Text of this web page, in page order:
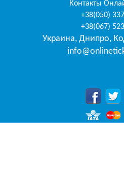
Контакты
+38(050)
+38(067)
Украина, Днипро,